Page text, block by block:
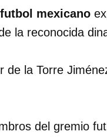
futbol mexicano
la reconocida
de la Torre
del gremio